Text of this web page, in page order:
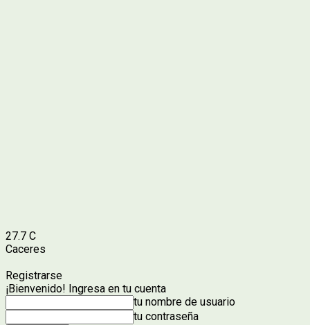
27.7 C
Caceres
Registrarse
¡Bienvenido! Ingresa en tu cuenta
tu nombre de usuario
tu contraseña